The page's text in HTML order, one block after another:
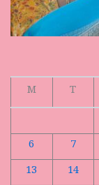
M
T
6
7
13
14